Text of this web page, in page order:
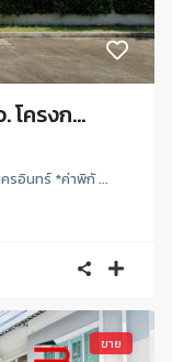
โครงก...
รอินทร์ *ค่าพิกั ...
ขาย